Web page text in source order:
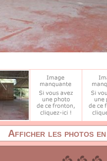
Afficher les photos